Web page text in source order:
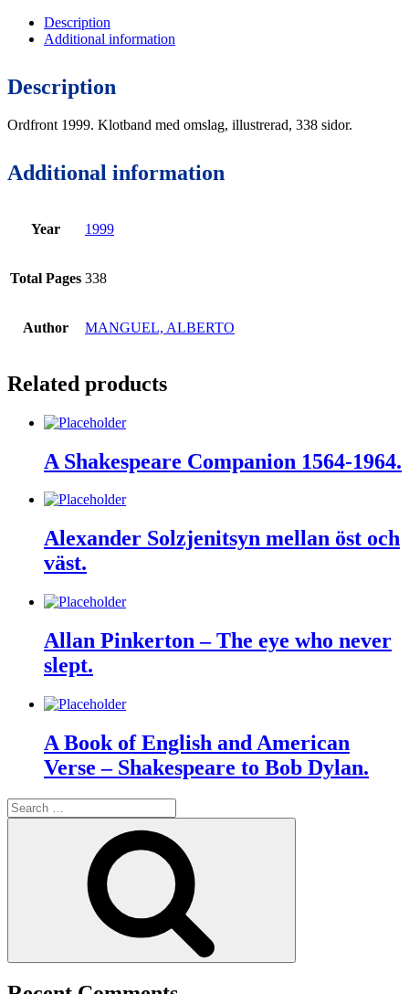
Description
Additional information
Description
Ordfront 1999. Klotband med omslag, illustrerad, 338 sidor.
Additional information
Year 1999
Total Pages 338
Author MANGUEL, ALBERTO
Related products
A Shakespeare Companion 1564-1964.
Alexander Solzjenitsyn mellan öst och
väst.
Allan Pinkerton – The eye who never
slept.
A Book of English and American
Verse – Shakespeare to Bob Dylan.
Search
for: